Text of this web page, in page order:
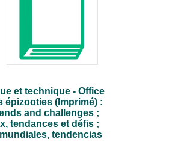
et technique - Office
épizooties (Imprimé) :
and challenges ;
tendances et défis ;
tendencias